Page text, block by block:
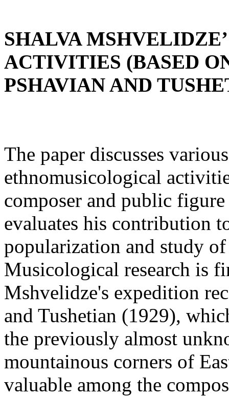
SHALVA
ACTIVITIES (BASED
PSHAVIAN AND
The paper discusses
ethnomusicological
composer and public
evaluates his contribution
popularization and study
Musicological research is
Mshvelidze's expedition
and Tushetian (1929),
the previously almost
mountainous corners of
valuable among the